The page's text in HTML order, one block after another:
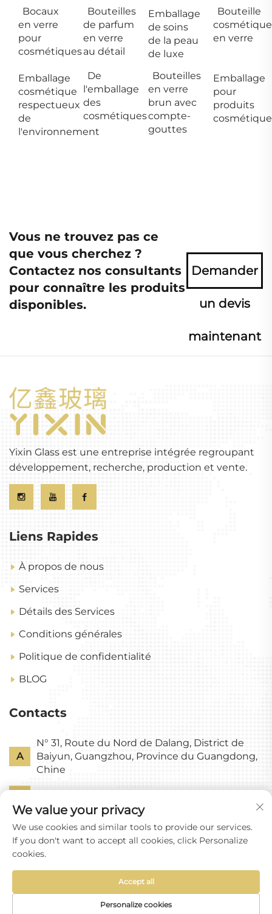
Bocaux
en verre
pour
cosmétiques
Bouteilles
de parfum
en verre
au détail
Emballage
de soins
de la peau
de luxe
Bouteille
cosmétique
en verre
Emballage
cosmétique
respectueux
de
l'environnement
De
l'emballage
des
cosmétiques
Bouteilles
en verre
brun avec
compte-
gouttes
Emballage
pour
produits
Vous ne trouvez pas ce
que vous cherchez ?
Contactez nos consultants
pour connaître les produits
disponibles.
Demander
un devis
maintenant
Yixin Glass est une entreprise intégrée regroupant
développement, recherche, production et vente.
Liens Rapides
À propos de nous
Services
Détails des Services
Conditions générales
Politique de confidentialité
BLOG
Contacts
A
N° 31, Route du Nord de Dalang, District de
Baiyun, Guangzhou, Province du Guangdong,
Chine
E [email protected]
Droits d'auteur © Guangzhou Yixin Glass Co., Ltd
Tous droits réservés
We value your privacy
We use cookies and similar tools to provide our services.
If you don't want to accept all cookies, click Personalize
cookies.
Personalize cookies
Accept all